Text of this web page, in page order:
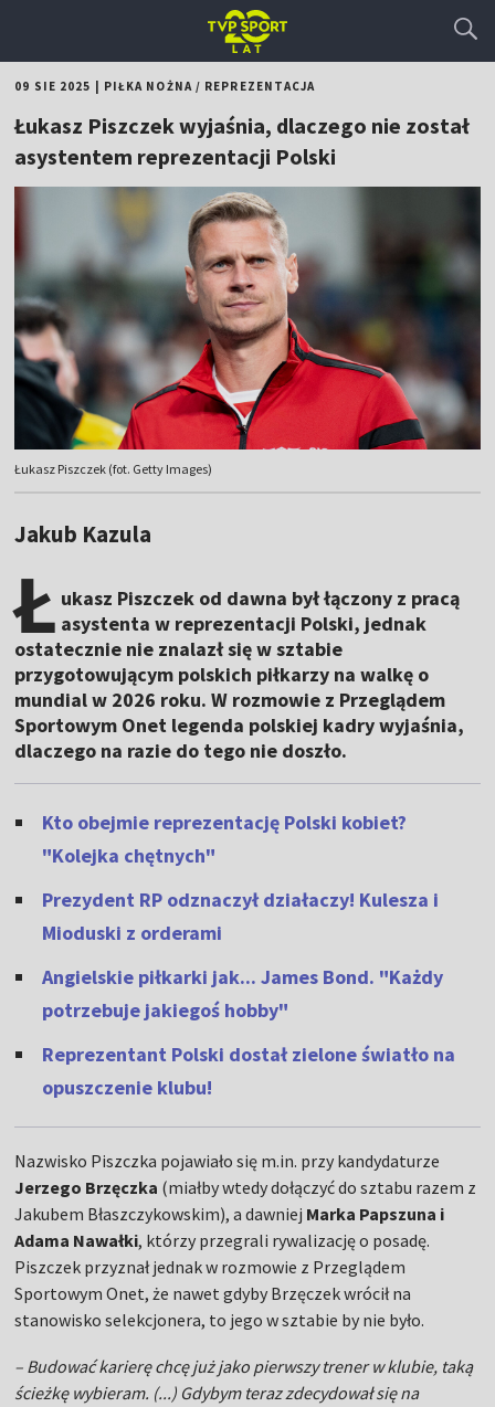
09 SIE 2025 PIŁKA NOŻNA/ REPREZENTACJA
Łukasz Piszczek wyjaśnia, dlaczego nie został
asystentem reprezentacji Polski
Łukasz Piszczek (fot. Getty Images)
Jakub Kazula
Ł ukasz Piszczek od dawna był łączony z pracą
asystenta w reprezentacji Polski, jednak
ostatecznie nie znalazł się w sztabie
przygotowującym polskich piłkarzy na walkę o
mundial w 2026 roku. W rozmowie z Przeglądem
Sportowym Onet legenda polskiej kadry wyjaśnia,
dlaczego na razie do tego nie doszło.
Kto obejmie reprezentację Polski kobiet?
"Kolejka chętnych"
Prezydent RP odznaczył działaczy! Kulesza i
Mioduski z orderami
Angielskie piłkarki jak... James Bond. "Każdy
potrzebuje jakiegoś hobby"
Reprezentant Polski dostał zielone światło na
opuszczenie klubu!
Nazwisko Piszczka pojawiało się m.in. przy kandydaturze
Jerzego Brzęczka (miałby wtedy dołączyć do sztabu razem z
Jakubem Błaszczykowskim), a dawniej Marka Papszuna i
Adama Nawałki, którzy przegrali rywalizację o posadę.
Piszczek przyznał jednak w rozmowie z Przeglądem
Sportowym Onet, że nawet gdyby Brzęczek wrócił na
stanowisko selekcjonera, to jego w sztabie by nie było.
– Budować karierę chcę już jako pierwszy trener w klubie, taką
ścieżkę wybieram. (...) Gdybym teraz zdecydował się na